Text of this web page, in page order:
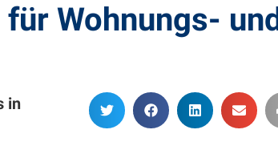
Wohnungs- und
in